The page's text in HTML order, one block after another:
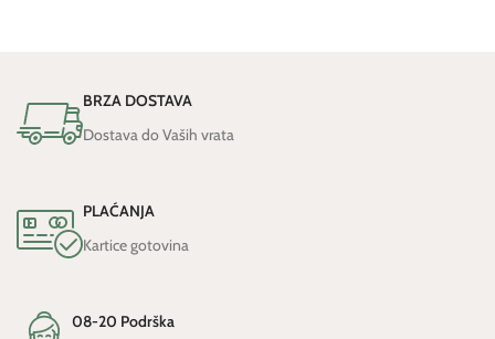
BRZA DOSTAVA
Dostava do Vaših vrata
PLAĆANJA
Kartice gotovina
08-20 Podrška